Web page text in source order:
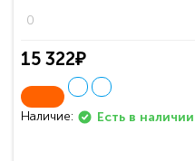
0
15 322₽
Наличие: Есть в наличии